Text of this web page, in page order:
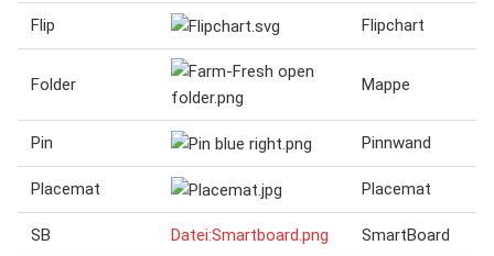
Flip Flipchart
Folder Mappe
Pin Pinnwand
Placemat Placemat
SB Datei:Smartboard.png SmartBoard